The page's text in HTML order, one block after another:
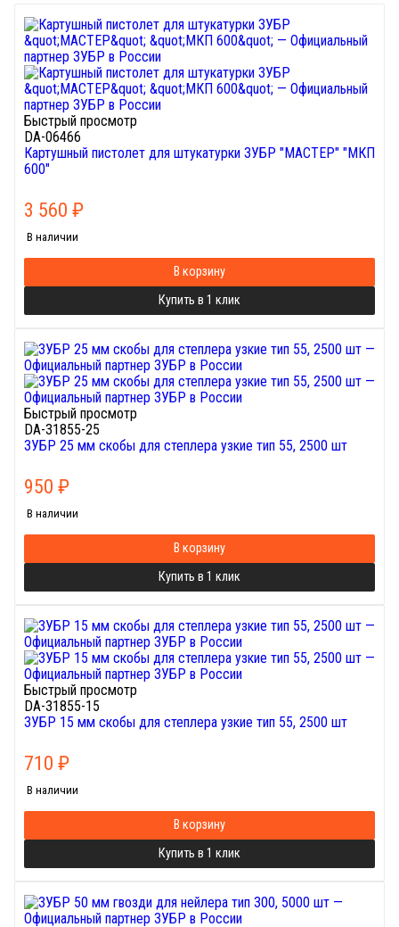
Быстрый просмотр
DA-06466
Картушный пистолет для штукатурки ЗУБР "МАСТЕР" "МКП
600"
3 560 ₽
В наличии
В корзину
Купить в 1 клик
Быстрый просмотр
DA-31855-25
ЗУБР 25 мм скобы для степлера узкие тип 55, 2500 шт
950 ₽
В наличии
В корзину
Купить в 1 клик
Быстрый просмотр
DA-31855-15
ЗУБР 15 мм скобы для степлера узкие тип 55, 2500 шт
710 ₽
В наличии
В корзину
Купить в 1 клик